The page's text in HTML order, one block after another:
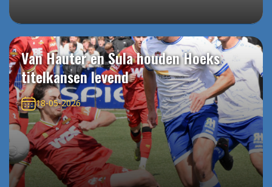
Van Hauter en Sula houden Hoeks
titelkansen levend
18-05-2026